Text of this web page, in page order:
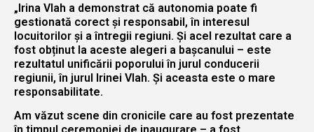
„Irina Vlah a demonstrat că autonomia poate fi
gestionată corect și responsabil, în interesul
locuitorilor și a întregii regiuni. Și acel rezultat care a
fost obținut la aceste alegeri a bașcanului – este
rezultatul unificării poporului în jurul conducerii
regiunii, în jurul Irinei Vlah. Și aceasta este o mare
responsabilitate.
Am văzut scene din cronicile care au fost prezentate